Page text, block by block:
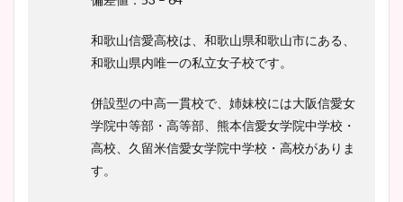
和歌山信愛高校は、和歌山県和歌山市にある、
和歌山県内唯一の私立女子校です。
併設型の中高一貫校で、姉妹校には大阪信愛女
学院中等部・高等部、熊本信愛女学院中学校・
高校、久留米信愛女学院中学校・高校がありま
す。